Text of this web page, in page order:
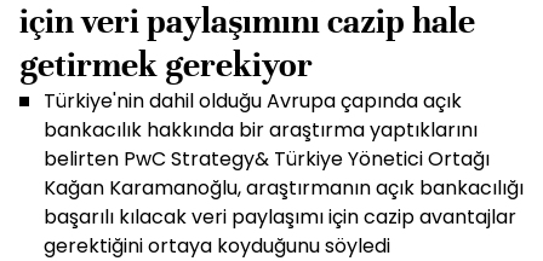
için veri paylaşımını cazip hale
getirmek gerekiyor
Türkiye'nin dahil olduğu Avrupa çapında açık
bankacılık hakkında bir araştırma yaptıklarını
belirten PwC Strategy& Türkiye Yönetici Ortağı
Kağan Karamanoğlu, araştırmanın açık bankacılığı
başarılı kılacak veri paylaşımı için cazip avantajlar
gerektiğini ortaya koyduğunu söyledi